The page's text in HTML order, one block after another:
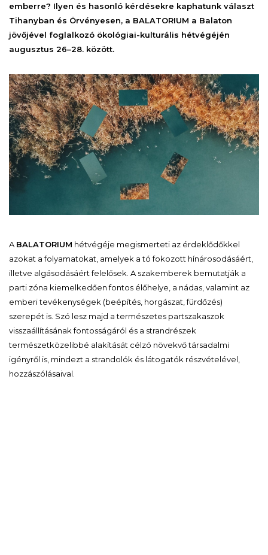
emberre? Ilyen és hasonló kérdésekre kaphatunk választ
Tihanyban és Örvényesen, a BALATORIUM a Balaton
jövőjével foglalkozó ökológiai-kulturális hétvégéjén
augusztus 26–28. között.
A BALATORIUM hétvégéje megismerteti az érdeklődőkkel
azokat a folyamatokat, amelyek a tó fokozott hínárosodásáért,
illetve algásodásáért felelősek. A szakemberek bemutatják a
parti zóna kiemelkedően fontos élőhelye, a nádas, valamint az
emberi tevékenységek (beépítés, horgászat, fürdőzés)
szerepét is. Szó lesz majd a természetes partszakaszok
visszaállításának fontosságáról és a strandrészek
természetközelibbé alakítását célzó növekvő társadalmi
igényről is, mindezt a strandolók és látogatók részvételével,
hozzászólásaival.